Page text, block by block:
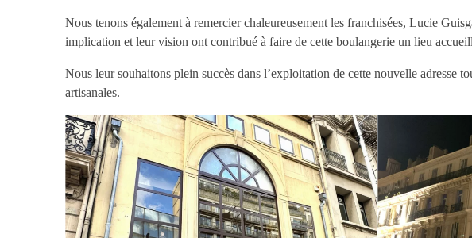
Nous tenons également à remercier chaleureusement les franchisées, Lucie
implication et leur vision ont contribué à faire de cette boulangerie un lieu
Nous leur souhaitons plein succès dans l’exploitation de cette nouvelle adresse
artisanales.